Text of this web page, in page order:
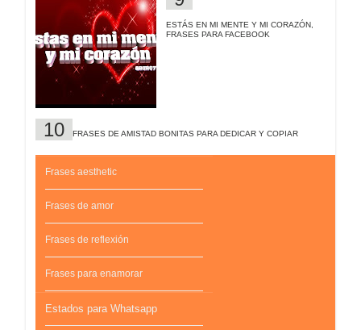
ESTÁS EN MI MENTE Y MI CORAZÓN,
FRASES PARA FACEBOOK
FRASES DE AMISTAD BONITAS PARA DEDICAR Y COPIAR
Frases aesthetic
Frases de amor
Frases de reflexión
Frases para enamorar
Estados para Whatsapp